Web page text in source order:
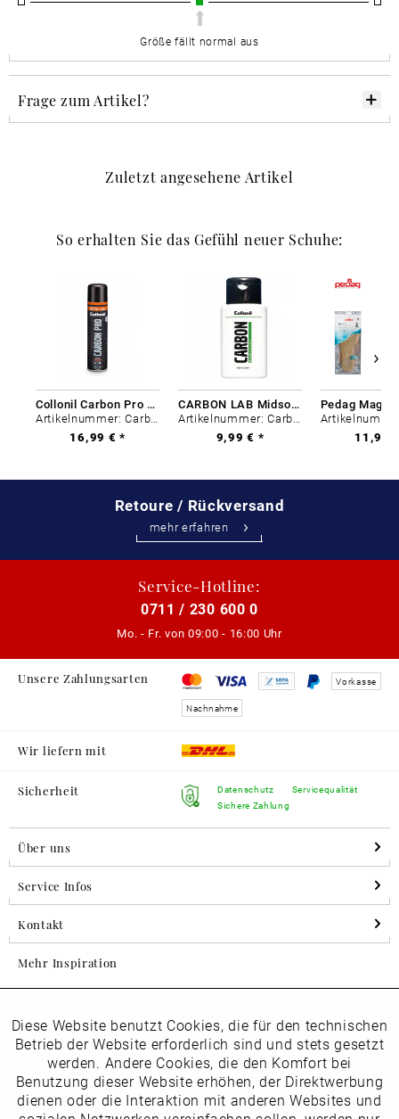
Größe fällt normal aus
Frage zum Artikel?
Zuletzt angesehene Artikel
So erhalten Sie das Gefühl neuer Schuhe:
Collonil Carbon Pro 400 ml
Artikelnummer: Carbon-0
16,99 € *
CARBON LAB Midsole Cleaner
Artikelnummer: Carbon-0
9,99 € *
11,99
Retoure / Rückversand
mehr erfahren
Service-Hotline:
0711 / 230 600 0
Mo. - Fr. von 09:00 - 16:00 Uhr
Unsere Zahlungsarten Vorkasse
Nachnahme
Wir liefern mit
Sicherheit
Datenschutz
Sichere Zahlung
Servicequalität
Über uns
Service Infos
Kontakt
Mehr Inspiration
Folgen Sie uns auf Instagram
horsch_schuhe
Funktionale Aktiv
Marketing Inaktiv
Diese Website benutzt Cookies, die für den technischen
Betrieb der Website erforderlich sind und stets gesetzt
werden. Andere Cookies, die den Komfort bei
Benutzung dieser Website erhöhen, der Direktwerbung
dienen oder die Interaktion mit anderen Websites und